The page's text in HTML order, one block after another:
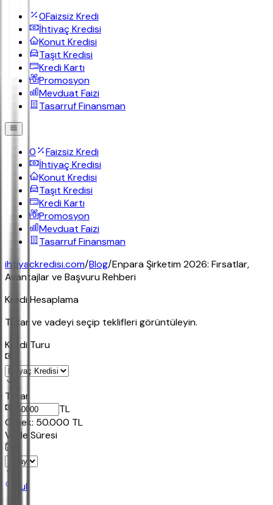
0Faizsiz Kredi
İhtiyaç Kredisi
Konut Kredisi
Taşıt Kredisi
Kredi Kartı
Promosyon
Mevduat Faizi
Tasarruf Finansman
0
Faizsiz Kredi
İhtiyaç Kredisi
Konut Kredisi
Taşıt Kredisi
Kredi Kartı
Promosyon
Mevduat Faizi
Tasarruf Finansman
ihtiyackredisi.com/Blog/Enpara Şirketim 2026: Fırsatlar,
Avantajlar ve Başvuru Rehberi
Kredi Hesaplama
Tutar ve vadeyi seçip teklifleri görüntüleyin.
Kredi Turu
Tutar
TL
Ornek: 50.000 TL
Vade Süresi
Bul